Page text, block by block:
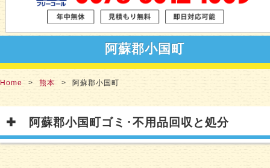
Home 熊本 阿蘇郡小国町
阿蘇郡小国町
阿蘇郡小国町ゴミ･不用品回収と処分